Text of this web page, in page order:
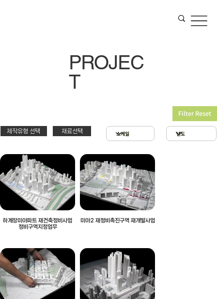
제작유형 선택 재료선택
Filter Reset
하계장미아파트 재건축정비사업
정비구역지정업무
미아2 재정비촉진구역 재개발사업
스치로폴 & 우드락
아크릴 & 3D 프린팅
확대모형
제작유형선택
PT
제출
현상
PROJEC
T